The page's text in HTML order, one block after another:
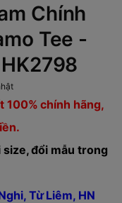
Chính
Tee -
100% chính hãng,
đổi mẫu trong
Từ Liêm, HN